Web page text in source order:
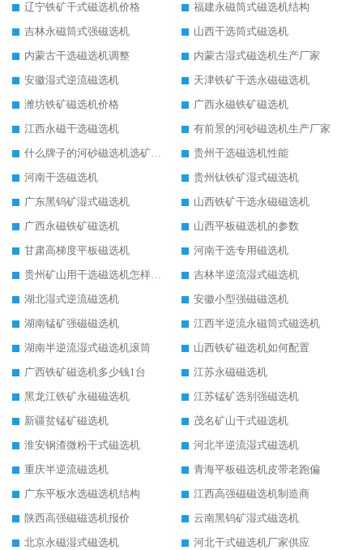
辽宁铁矿干式磁选机价格
福建永磁筒式磁选机结构
吉林永磁筒式强磁选机
山西干选筒式磁选机
内蒙古干选磁选机调整
内蒙古湿式磁选机生产厂家
安徽湿式逆流磁选机
天津铁矿干选永磁磁选机
潍坊铁矿磁选机价格
广西永磁铁矿磁选机
江西永磁干选磁选机
有前景的河砂磁选机生产厂家
什么牌子的河砂磁选机选矿效果好
贵州干选磁选机性能
河南干选磁选机
贵州钛铁矿湿式磁选机
广东黑钨矿湿式磁选机
山西铁矿干选永磁磁选机
广西永磁铁矿磁选机
山西平板磁选机的参数
甘肃高梯度平板磁选机
河南干选专用磁选机
贵州矿山用干选磁选机怎样调磁
吉林半逆流湿式磁选机
湖北湿式逆流磁选机
安徽小型强磁磁选机
湖南锰矿强磁磁选机
江西半逆流永磁筒式磁选机
湖南半逆流湿式磁选机滚筒
山西铁矿磁选机如何配置
广西铁矿磁选机多少钱1台
江苏永磁磁选机
黑龙江铁矿永磁磁选机
江苏锰矿选别强磁选机
新疆贫锰矿磁选机
茂名矿山干式磁选机
淮安钢渣微粉干式磁选机
河北半逆流湿式磁选机
重庆半逆流磁选机
青海平板磁选机皮带老跑偏
广东平板水选磁选机结构
江西高强磁磁选机制造商
陕西高强磁磁选机报价
云南黑钨矿湿式磁选机
北京永磁湿式磁选机
河北干式磁选机厂家供应